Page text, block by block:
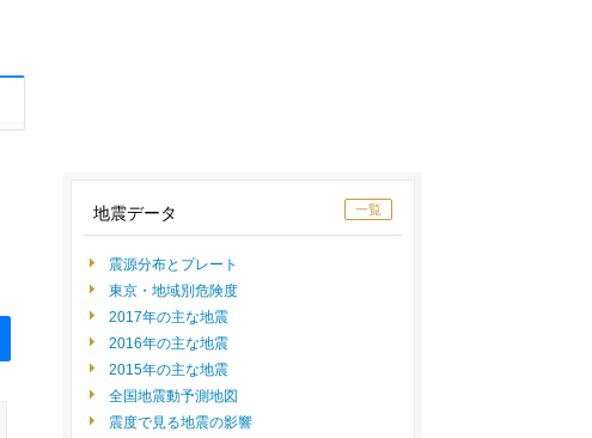
一覧
地震データ
震源分布とプレート
東京・地域別危険度
2017年の主な地震
2016年の主な地震
2015年の主な地震
全国地震動予測地図
震度で見る地震の影響